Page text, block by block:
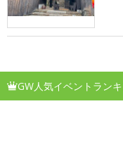
GW人気イベントラン